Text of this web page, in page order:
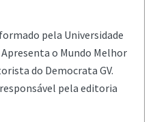
pela Universidade
o Mundo Melhor
do Democrata GV.
pela editoria